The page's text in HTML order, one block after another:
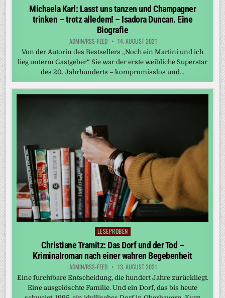
in
Michaela Karl: Lasst uns tanzen und Champagner
trinken – trotz alledem! – Isadora Duncan. Eine
Biografie
ADMIN/RSS-FEED 14. AUGUST 2021
Von der Autorin des Bestsellers „Noch ein Martini und ich
lieg unterm Gastgeber“ Sie war der erste weibliche Superstar
des 20. Jahrhunderts – kompromisslos und…
Posted
in
LESEPROBEN
Christiane Tramitz: Das Dorf und der Tod –
Kriminalroman nach einer wahren Begebenheit
ADMIN/RSS-FEED 13. AUGUST 2021
Eine furchtbare Entscheidung, die hundert Jahre zurückliegt.
Eine ausgelöschte Familie. Und ein Dorf, das bis heute